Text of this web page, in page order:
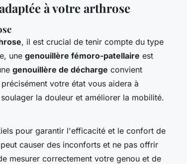
à votre arthrose
, il est crucial de tenir compte du type
une genouillère fémoro-patellaire est
genouillère de décharge convient
votre état vous aidera à
la douleur et améliorer la mobilité.
pour garantir l'efficacité et le confort de
peut causer des inconforts et ne pas offrir
mesurer correctement votre genou et de